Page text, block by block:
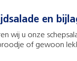
en
wij u onze
of gewoon